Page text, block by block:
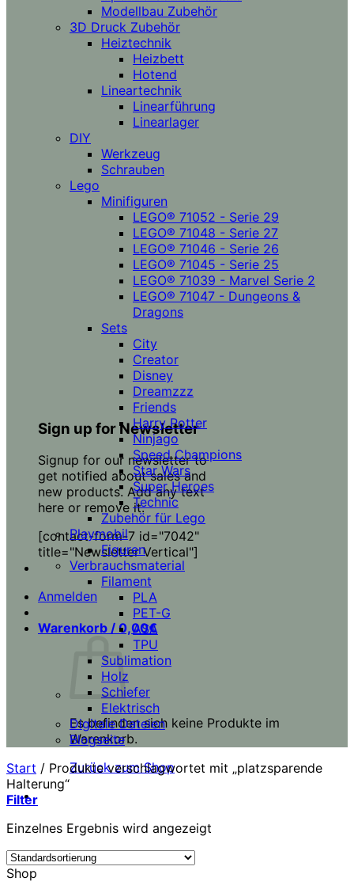
Sign up for Newsletter
Signup for our newsletter to
get notified about sales and
new products. Add any text
here or remove it.
[contact-form-7 id="7042"
title="Newsletter Vertical"]
Anmelden
Warenkorb / 0,00€
Es befinden sich keine Produkte im
Warenkorb.
Zurück zum Shop
Modellbau Zubehör
3D Druck Zubehör
Heiztechnik
Heizbett
Hotend
Lineartechnik
Linearführung
Linearlager
DIY
Werkzeug
Schrauben
Lego
Minifiguren
LEGO® 71052 - Serie 29
LEGO® 71048 - Serie 27
LEGO® 71046 - Serie 26
LEGO® 71045 - Serie 25
LEGO® 71039 - Marvel Serie 2
LEGO® 71047 - Dungeons &
Dragons
Sets
City
Creator
Disney
Dreamzzz
Friends
Harry Potter
Ninjago
Speed Champions
Star Wars
Super Heroes
Technic
Zubehör für Lego
Playmobil
Figuren
Verbrauchsmaterial
Filament
PLA
PET-G
ASA
TPU
Sublimation
Holz
Schiefer
Elektrisch
Digitale Dateien
Blogseite
Start / Produkte verschlagwortet mit „platzsparende
Halterung“
Filter
Einzelnes Ergebnis wird angezeigt
Shop